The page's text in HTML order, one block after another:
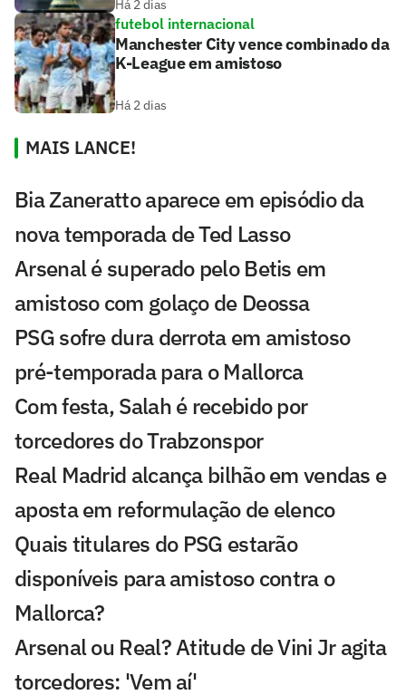
Há 2 dias
futebol internacional
Manchester City vence combinado da
K-League em amistoso
Há 2 dias
MAIS LANCE!
Bia Zaneratto aparece em episódio da
nova temporada de Ted Lasso
Arsenal é superado pelo Betis em
amistoso com golaço de Deossa
PSG sofre dura derrota em amistoso
pré-temporada para o Mallorca
Com festa, Salah é recebido por
torcedores do Trabzonspor
Real Madrid alcança bilhão em vendas e
aposta em reformulação de elenco
Quais titulares do PSG estarão
disponíveis para amistoso contra o
Mallorca?
Arsenal ou Real? Atitude de Vini Jr agita
torcedores: 'Vem aí'